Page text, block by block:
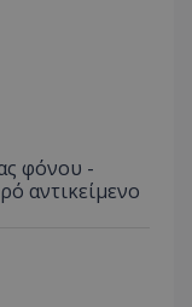
φόνου -
αντικείμενο